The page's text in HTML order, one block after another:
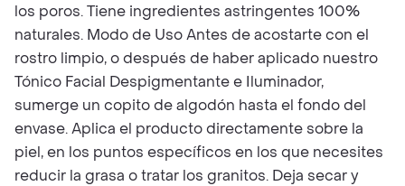
los poros. Tiene ingredientes astringentes 100%
naturales. Modo de Uso Antes de acostarte con el
rostro limpio, o después de haber aplicado nuestro
Tónico Facial Despigmentante e Iluminador,
sumerge un copito de algodón hasta el fondo del
envase. Aplica el producto directamente sobre la
piel, en los puntos específicos en los que necesites
reducir la grasa o tratar los granitos. Deja secar y